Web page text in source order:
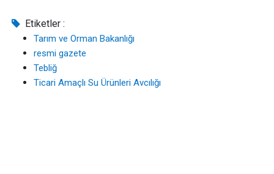
Etiketler :
Tarım ve Orman Bakanlığı
resmi gazete
Tebliğ
Ticari Amaçlı Su Ürünleri Avcılığı